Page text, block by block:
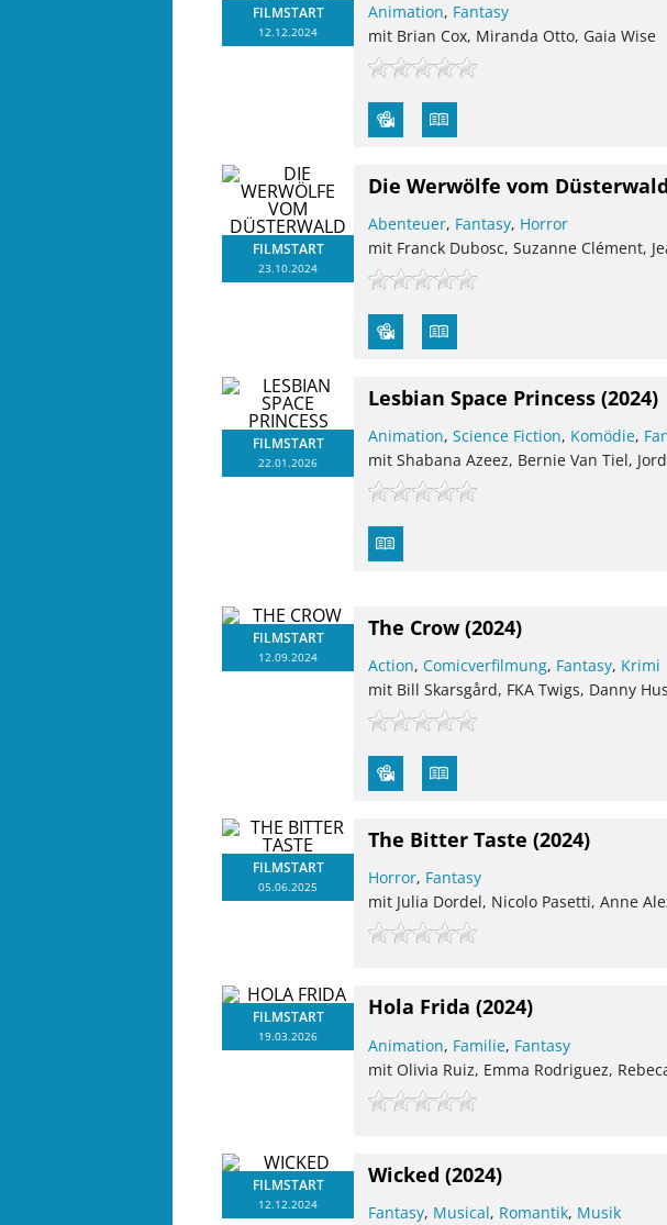
FILMSTART
12.12.2024
Animation, Fantasy
mit Brian Cox, Miranda Otto, Gaia Wise
FILMSTART
23.10.2024
Die Werwölfe vom Düsterwald
Abenteuer, Fantasy, Horror
mit Franck Dubosc, Suzanne Clément,
FILMSTART
22.01.2026
Lesbian Space Princess (2024)
Animation,Science Fiction, Komödie,
mit Shabana Azeez, Bernie Van Tiel,
FILMSTART
12.09.2024
The Crow (2024)
Action,Comicverfilmung, Fantasy, Krimi
mit Bill Skarsgård, FKA Twigs, Danny
FILMSTART
05.06.2025
The Bitter Taste (2024)
Horror, Fantasy
mit Julia Dordel, Nicolo Pasetti, Anne
FILMSTART
19.03.2026
Hola Frida (2024)
Animation, Familie, Fantasy
mit Olivia Ruiz, Emma Rodriguez,
FILMSTART
12.12.2024
Wicked (2024)
Fantasy, Musical, Romantik, Musik